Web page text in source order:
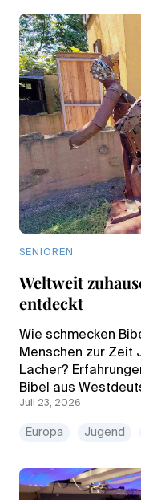
SENIOREN
Weltweit
entdeckt
Wie schmecken
Menschen zur Zeit
Lacher?
Bibel aus
Juli 23, 2026
Europa Jugend